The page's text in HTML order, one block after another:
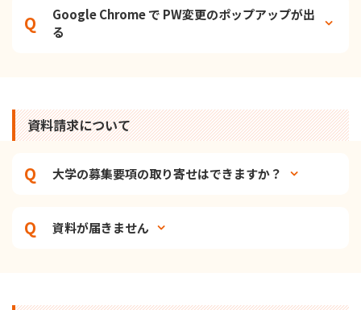
Google Chrome で PW変更のポップアップが出
る
資料請求について
大学の募集要項の取り寄せはできますか？
資料が届きません